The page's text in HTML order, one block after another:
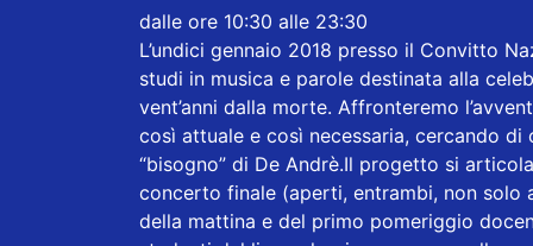
dalle ore 10:30 alle 23:30
L’undici gennaio 2018 presso il Convitto
studi in musica e parole destinata alla
vent’anni dalla morte. Affronteremo
così attuale e così necessaria, cercando
“bisogno” di De Andrè.Il progetto si
concerto finale (aperti, entrambi, non solo
della mattina e del primo pomeriggio